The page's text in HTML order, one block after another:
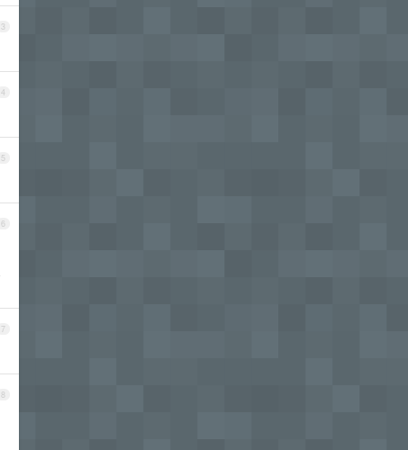
3
4
5
6
7
8